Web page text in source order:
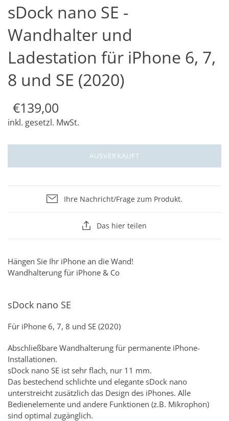
sDock nano SE -
Wandhalter und
Ladestation für iPhone 6, 7,
8 und SE (2020)
€139,00
inkl. gesetzl. MwSt.
AUSVERKAUFT
Ihre Nachricht/Frage zum Produkt.
Das hier teilen
Hängen Sie Ihr iPhone an die Wand!
Wandhalterung für iPhone & Co
sDock nano SE
Für iPhone 6, 7, 8 und SE (2020)
Abschließbare Wandhalterung für permanente iPhone-
Installationen.
sDock nano SE ist sehr flach, nur 11 mm.
Das bestechend schlichte und elegante sDock nano
unterstreicht zusätzlich das Design des iPhones. Alle
Bedienelemente und andere Funktionen (z.B. Mikrophon)
sind optimal zugänglich.